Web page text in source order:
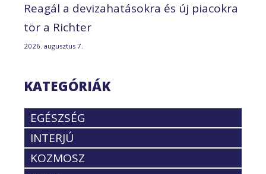
Reagál a devizahatásokra és új piacokra
tör a Richter
2026. augusztus 7.
KATEGÓRIÁK
EGÉSZSÉG
INTERJÚ
KOZMOSZ